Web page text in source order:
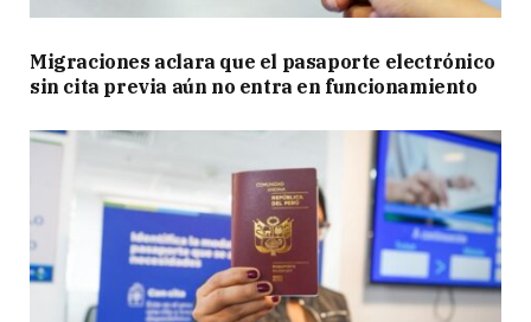
Migraciones aclara que el pasaporte electrónico
sin cita previa aún no entra en funcionamiento